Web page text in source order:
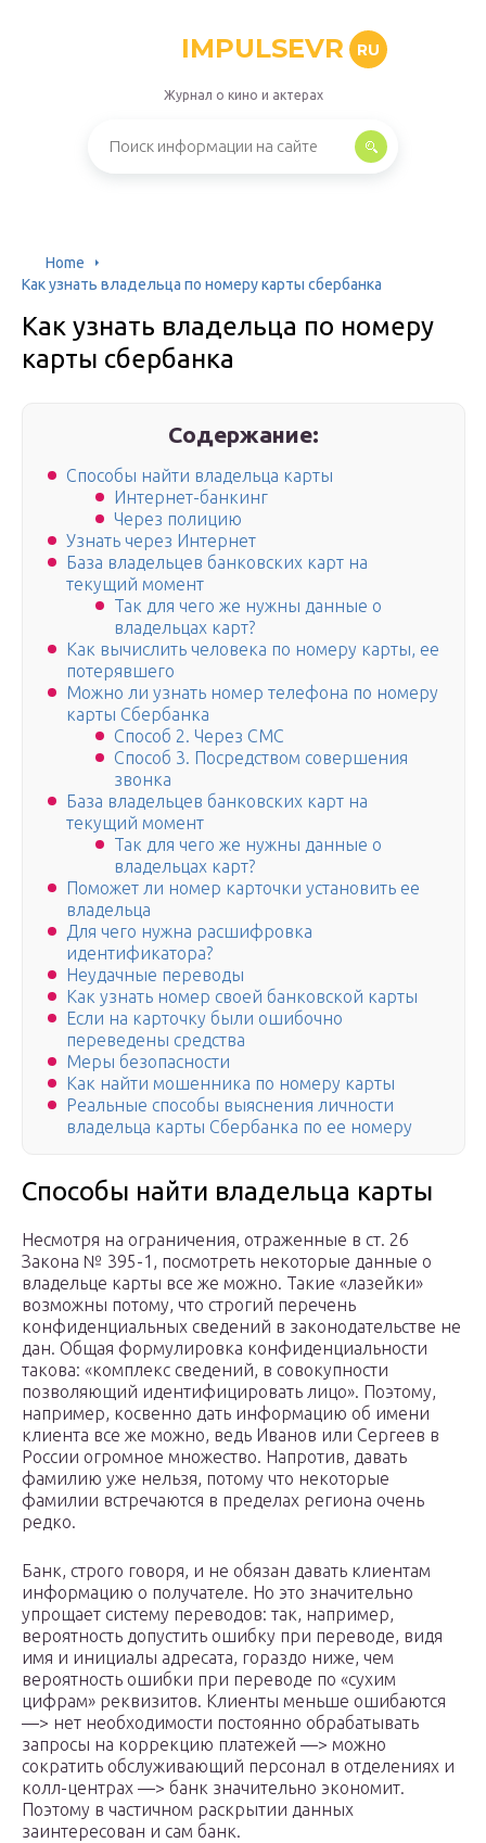
IMPULSEVR RU
Журнал о кино и актерах
Home
Как узнать владельца по номеру карты сбербанка
Как узнать владельца по номеру
карты сбербанка
Содержание:
Способы найти владельца карты
Интернет-банкинг
Через полицию
Узнать через Интернет
База владельцев банковских карт на
текущий момент
Так для чего же нужны данные о
владельцах карт?
Как вычислить человека по номеру карты, ее
потерявшего
Можно ли узнать номер телефона по номеру
карты Сбербанка
Способ 2. Через СМС
Способ 3. Посредством совершения
звонка
База владельцев банковских карт на
текущий момент
Так для чего же нужны данные о
владельцах карт?
Поможет ли номер карточки установить ее
владельца
Для чего нужна расшифровка
идентификатора?
Неудачные переводы
Как узнать номер своей банковской карты
Если на карточку были ошибочно
переведены средства
Меры безопасности
Как найти мошенника по номеру карты
Реальные способы выяснения личности
владельца карты Сбербанка по ее номеру
Способы найти владельца карты
Несмотря на ограничения, отраженные в ст. 26
Закона № 395-1, посмотреть некоторые данные о
владельце карты все же можно. Такие «лазейки»
возможны потому, что строгий перечень
конфиденциальных сведений в законодательстве не
дан. Общая формулировка конфиденциальности
такова: «комплекс сведений, в совокупности
позволяющий идентифицировать лицо». Поэтому,
например, косвенно дать информацию об имени
клиента все же можно, ведь Иванов или Сергеев в
России огромное множество. Напротив, давать
фамилию уже нельзя, потому что некоторые
фамилии встречаются в пределах региона очень
редко.
Банк, строго говоря, и не обязан давать клиентам
информацию о получателе. Но это значительно
упрощает систему переводов: так, например,
вероятность допустить ошибку при переводе, видя
имя и инициалы адресата, гораздо ниже, чем
вероятность ошибки при переводе по «сухим
цифрам» реквизитов. Клиенты меньше ошибаются
—> нет необходимости постоянно обрабатывать
запросы на коррекцию платежей —> можно
сократить обслуживающий персонал в отделениях и
колл-центрах —> банк значительно экономит.
Поэтому в частичном раскрытии данных
заинтересован и сам банк.